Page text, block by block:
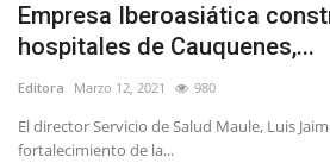
Empresa Iberoasiática
hospitales de Cauquenes,...
Editora Marzo 12, 2021 980
El director Servicio de Salud Maule, Luis
fortalecimiento de la...